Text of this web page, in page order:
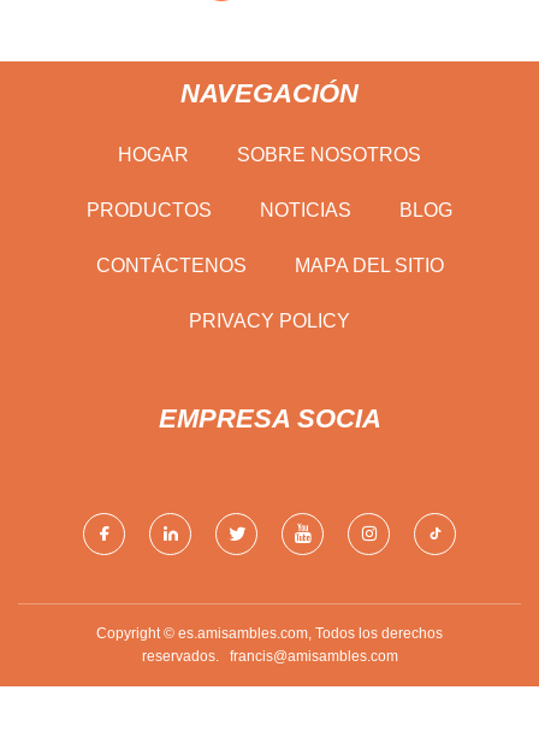
NAVEGACIÓN
HOGAR SOBRE NOSOTROS
PRODUCTOS NOTICIAS BLOG
CONTÁCTENOS MAPA DEL SITIO
PRIVACY POLICY
EMPRESA SOCIA
Copyright © es.amisambles.com, Todos los derechos
reservados. francis@amisambles.com